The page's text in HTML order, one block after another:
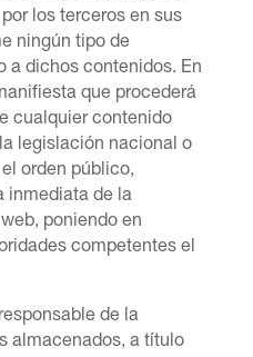
los terceros en sus
ningún tipo de
a dichos contenidos. En
que procederá
cualquier contenido
legislación nacional o
orden público,
inmediata de la
poniendo en
competentes el
de la
almacenados, a título